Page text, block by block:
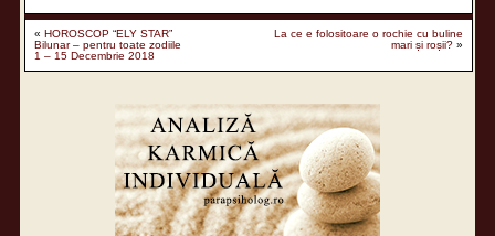
«HOROSCOP “ELY STAR”
Bilunar – pentru toate zodiile
1 – 15 Decembrie 2018
La ce e folositoare o rochie cu buline
mari și roșii?»